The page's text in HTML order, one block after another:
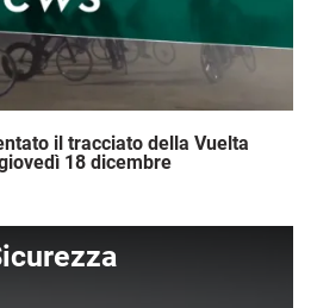
il tracciato della Vuelta
18 dicembre